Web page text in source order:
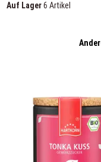
Auf Lager 6 Artikel